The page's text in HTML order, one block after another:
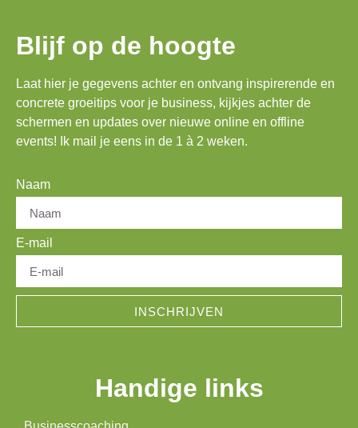
Blijf op de hoogte
Laat hier je gegevens achter en ontvang inspirerende en
concrete groeitips voor je business, kijkjes achter de
schermen en updates over nieuwe online en offline
events! Ik mail je eens in de 1 à 2 weken.
Naam
E-mail
INSCHRIJVEN
Handige links